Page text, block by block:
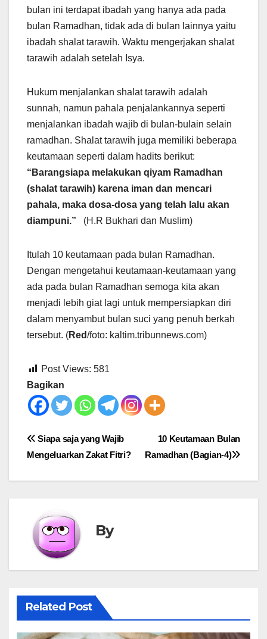
bulan ini terdapat ibadah yang hanya ada pada
bulan Ramadhan, tidak ada di bulan lainnya yaitu
ibadah shalat tarawih. Waktu mengerjakan shalat
tarawih adalah setelah Isya.
Hukum menjalankan shalat tarawih adalah
sunnah, namun pahala penjalankannya seperti
menjalankan ibadah wajib di bulan-bulain selain
ramadhan. Shalat tarawih juga memiliki beberapa
keutamaan seperti dalam hadits berikut:
“Barangsiapa melakukan qiyam Ramadhan
(shalat tarawih) karena iman dan mencari
pahala, maka dosa-dosa yang telah lalu akan
diampuni.” (H.R Bukhari dan Muslim)
Itulah 10 keutamaan pada bulan Ramadhan.
Dengan mengetahui keutamaan-keutamaan yang
ada pada bulan Ramadhan semoga kita akan
menjadi lebih giat lagi untuk mempersiapkan diri
dalam menyambut bulan suci yang penuh berkah
tersebut. (Red/foto: kaltim.tribunnews.com)
Post Views: 581
Bagikan
Post
navigation
10 Keutamaan Bulan
Ramadhan (Bagian-4)
Siapa saja yang Wajib
Mengeluarkan Zakat Fitri?
By
Related Post